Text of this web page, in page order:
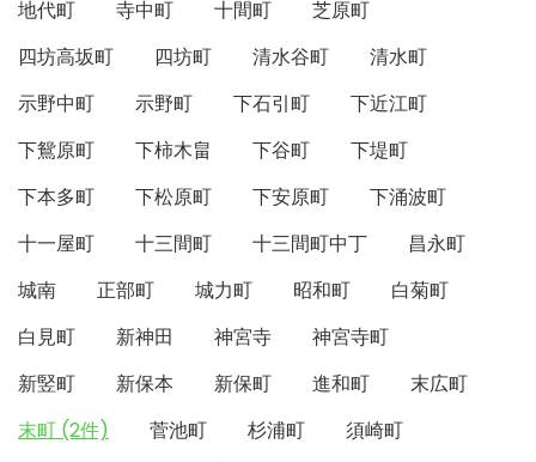
地代町
寺中町 十間町
芝原町
四坊高坂町
四坊町 清水谷町
清水町
示野中町
示野町 下石引町
下近江町
下鴛原町
下柿木畠 下谷町
下堤町
下本多町
下松原町 下安原町
下涌波町
十一屋町
十三間町 十三間町中丁
昌永町
城南
正部町 城力町 昭和町
白菊町
白見町
新神田 神宮寺
神宮寺町
新竪町
新保本 新保町 進和町
末広町
末町 (2件)
菅池町 杉浦町
須崎町